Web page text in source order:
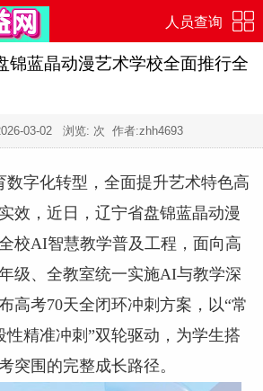
人员查询
锦蓝晶动漫艺术学校全面推行全
03-02 浏览: 次 作者:zhh4693
数字化转型，全面提升艺术特色高
效，近日，辽宁省盘锦蓝晶动漫
校AI智慧教学普及工程，面向高
级、全教室统一实施AI与教学深
高考70天全闭环冲刺方案，以“常
性精准冲刺”双轮驱动，为学生搭
突围的完整成长路径。